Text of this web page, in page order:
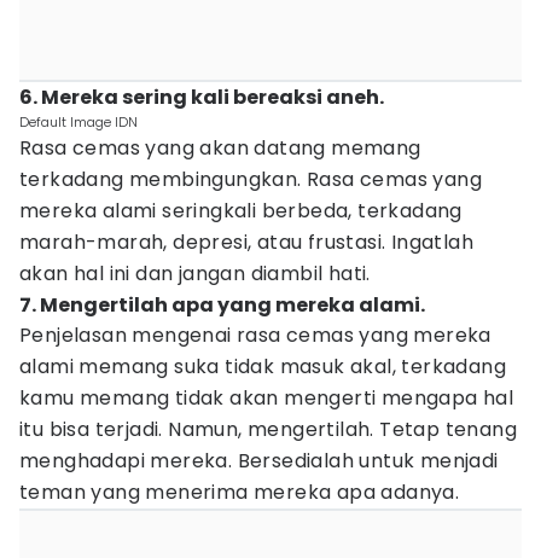
6. Mereka sering kali bereaksi aneh.
Default Image IDN
Rasa cemas yang akan datang memang
terkadang membingungkan. Rasa cemas yang
mereka alami seringkali berbeda, terkadang
marah-marah, depresi, atau frustasi. Ingatlah
akan hal ini dan jangan diambil hati.
7. Mengertilah apa yang mereka alami.
Penjelasan mengenai rasa cemas yang mereka
alami memang suka tidak masuk akal, terkadang
kamu memang tidak akan mengerti mengapa hal
itu bisa terjadi. Namun, mengertilah. Tetap tenang
menghadapi mereka. Bersedialah untuk menjadi
teman yang menerima mereka apa adanya.